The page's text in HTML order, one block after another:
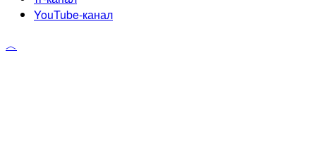
YouTube-канал
︿